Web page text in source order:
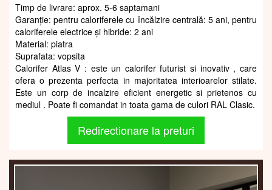
Timp de livrare: aprox. 5-6 saptamani
Garanție: pentru caloriferele cu încălzire centrală: 5 ani, pentru
caloriferele electrice și hibride: 2 ani
Material: piatra
Suprafata: vopsita
Calorifer Atlas V : este un calorifer futurist si inovativ , care
ofera o prezenta perfecta in majoritatea interioarelor stilate.
Este un corp de incalzire eficient energetic si prietenos cu
mediul . Poate fi comandat in toata gama de culori RAL Clasic.
Redirectionare la preturi